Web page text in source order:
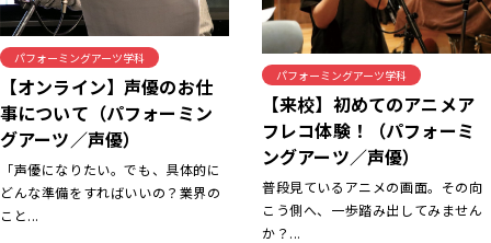
パフォーミングアーツ学科
【オンライン】声優のお仕
事について（パフォーミン
グアーツ／声優）
「声優になりたい。でも、具体的に
どんな準備をすればいいの？業界の
こと...
パフォーミングアーツ学科
【来校】初めてのアニメア
フレコ体験！（パフォーミ
ングアーツ／声優）
普段見ているアニメの画面。その向
こう側へ、一歩踏み出してみません
か？...